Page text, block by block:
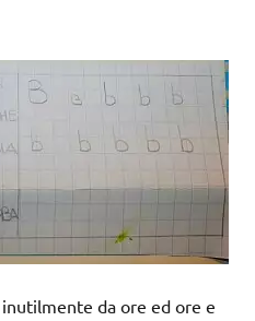
inutilmente da ore ed ore e